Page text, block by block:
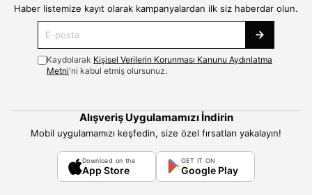
Haber listemize kayıt olarak kampanyalardan ilk siz haberdar olun.
Kaydolarak Kişisel Verilerin Korunması Kanunu Aydınlatma
Metni'ni kabul etmiş olursunuz.
Alışveriş Uygulamamızı İndirin
Mobil uygulamamızı keşfedin, size özel fırsatları yakalayın!
Download on the
App Store
GET IT ON
Google Play